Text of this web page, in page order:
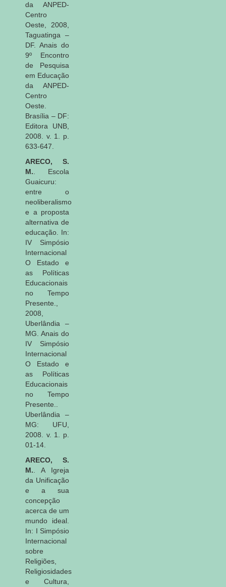
da ANPED-
Centro
Oeste, 2008,
Taguatinga –
DF. Anais do
9º Encontro
de Pesquisa
em Educação
da ANPED-
Centro
Oeste.
Brasília – DF:
Editora UNB,
2008. v. 1. p.
633-647.
ARECO, S.
M. . Escola
Guaicuru:
entre o
neoliberalismo
e a proposta
alternativa de
educação. In:
IV Simpósio
Internacional
O Estado e
as Políticas
Educacionais
no Tempo
Presente.,
2008,
Uberlândia –
MG. Anais do
IV Simpósio
Internacional
O Estado e
as Políticas
Educacionais
no Tempo
Presente..
Uberlândia –
MG: UFU,
2008. v. 1. p.
01-14.
ARECO, S.
M. . A Igreja
da Unificação
e a sua
concepção
acerca de um
mundo ideal.
In: I Simpósio
Internacional
sobre
Religiões,
Religiosidades
e Cultura,